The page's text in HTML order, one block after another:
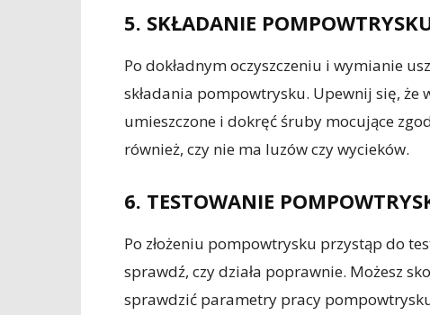
5. SKŁADANIE
Po dokładnym oczyszczeniu i wymianie
składania pompowtrysku. Upewnij się, że
umieszczone i dokręć śruby mocujące
również, czy nie ma luzów czy wycieków.
6. TESTOWANIE
Po złożeniu pompowtrysku przystąp do
sprawdź, czy działa poprawnie. Możesz
sprawdzić parametry pracy